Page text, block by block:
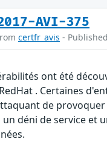
AVI-375
certfr_avis -
ont été
. Certaines
de
un déni de service et